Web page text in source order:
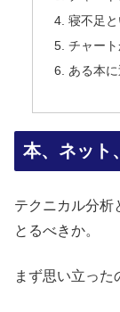
寝不足
チャー
ある本
本、ネット
テクニカル分析
とるべきか。
まず思い立った